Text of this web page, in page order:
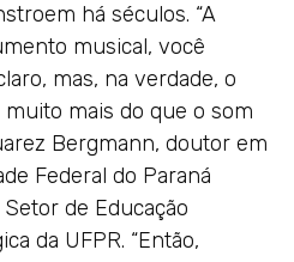
há séculos. “A
musical, você
mas, na verdade, o
mais do que o som
Bergmann, doutor em
Federal do Paraná
de Educação
da UFPR. “Então,